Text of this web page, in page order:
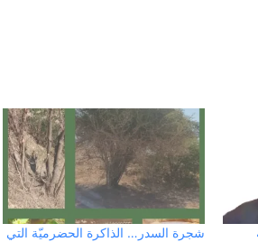
شجرة السدر… الذاكرة الحضرميّة التي